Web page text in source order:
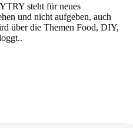
steht für neues
und nicht aufgeben, auch
über die Themen Food, DIY,